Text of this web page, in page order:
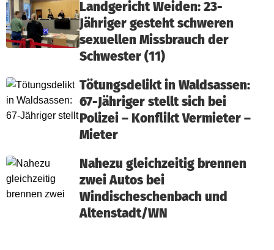
Landgericht Weiden: 23-
Jähriger gesteht schweren
sexuellen Missbrauch der
Schwester (11)
Tötungsdelikt in Waldsassen:
67-Jähriger stellt sich bei
Polizei – Konflikt Vermieter –
Mieter
Nahezu gleichzeitig brennen
zwei Autos bei
Windischeschenbach und
Altenstadt/WN